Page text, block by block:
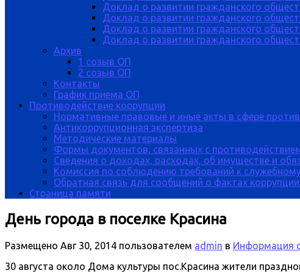
Доклад о развитии гражданского
Доклад о развитии гражданского
Доклад о развитии гражданского
Доклад о развитии гражданского
Архив
1 созыв ОП
2 созыв ОП
Контакты
График приема ОП
Противодействие коррупции
Нормативные правовые и иные акты в сфере
Антикоррупционная экспертиза
Методические материалы
Формы документов, связанных с
Сведения о доходах, расходах, об имуществе и
Комиссия по соблюдению требований к
Обратная связь для сообщений о фактах коррупции
Страница памяти
День города в поселке Красина
Размещено Авг 30, 2014 пользователем admin в Информация
30 августа около Дома культуры пос.Красина жители